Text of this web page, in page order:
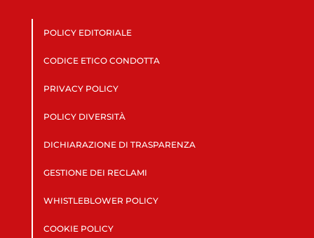
POLICY EDITORIALE
CODICE ETICO CONDOTTA
PRIVACY POLICY
POLICY DIVERSITÀ
DICHIARAZIONE DI TRASPARENZA
GESTIONE DEI RECLAMI
WHISTLEBLOWER POLICY
COOKIE POLICY